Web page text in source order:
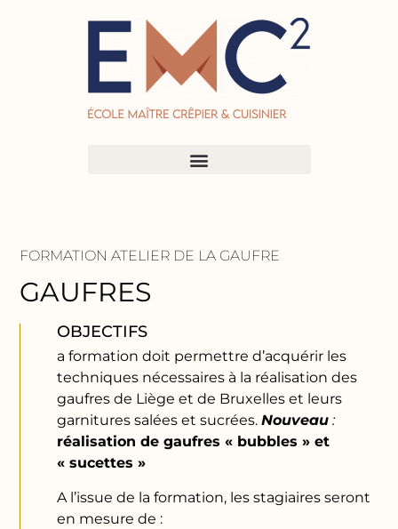
FORMATION ATELIER DE LA GAUFRE
GAUFRES
OBJECTIFS
a formation doit permettre d’acquérir les
techniques nécessaires à la réalisation des
gaufres de Liège et de Bruxelles et leurs
garnitures salées et sucrées. Nouveau:
réalisation de gaufres « bubbles » et
« sucettes »
A l’issue de la formation, les stagiaires seront
en mesure de :